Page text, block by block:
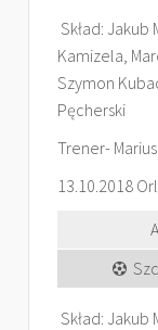
Skład: Jakub
Kamizela,
Szymon
Pęcherski
Trener-
13.10.2018
Skład: